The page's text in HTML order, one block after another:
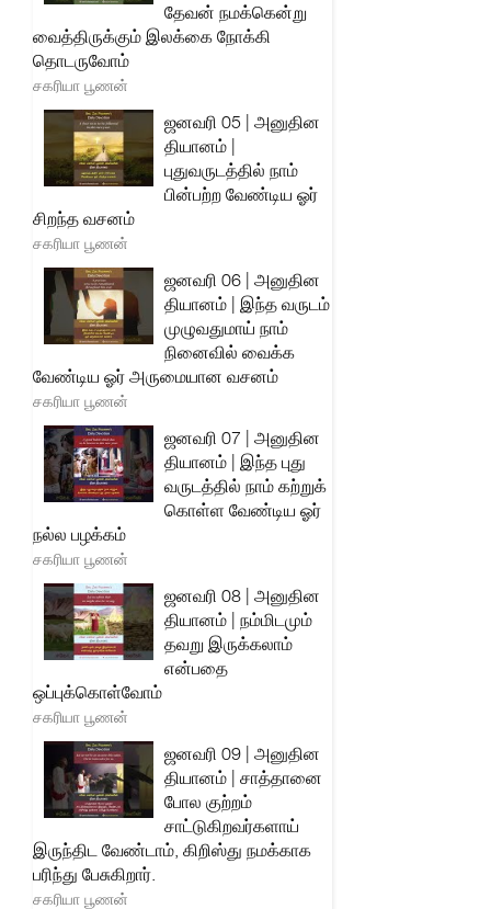
தேவன் நமக்கென்று
வைத்திருக்கும் இலக்கை நோக்கி
தொடருவோம்
சகரியா பூணன்
ஜனவரி 05 | அனுதின
தியானம் |
புதுவருடத்தில் நாம்
பின்பற்ற வேண்டிய ஓர்
சிறந்த வசனம்
சகரியா பூணன்
ஜனவரி 06 | அனுதின
தியானம் | இந்த வருடம்
முழுவதுமாய் நாம்
நினைவில் வைக்க
வேண்டிய ஓர் அருமையான வசனம்
சகரியா பூணன்
ஜனவரி 07 | அனுதின
தியானம் | இந்த புது
வருடத்தில் நாம் கற்றுக்
கொள்ள வேண்டிய ஓர்
நல்ல பழக்கம்
சகரியா பூணன்
ஜனவரி 08 | அனுதின
தியானம் | நம்மிடமும்
தவறு இருக்கலாம்
என்பதை
ஒப்புக்கொள்வோம்
சகரியா பூணன்
ஜனவரி 09 | அனுதின
தியானம் | சாத்தானை
போல குற்றம்
சாட்டுகிறவர்களாய்
இருந்திட வேண்டாம், கிறிஸ்து நமக்காக
பரிந்து பேசுகிறார்.
சகரியா பூணன்